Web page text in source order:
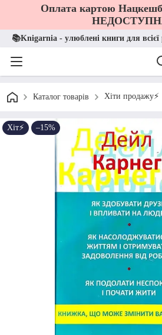
Оплата картою
📚Knigarnia - улюблені книги для всієї
Каталог товарів Хіти продажу⚡️
Хіт⚡️ –15%